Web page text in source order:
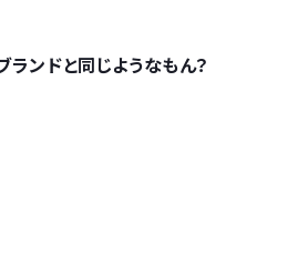
ンドと同じようなもん？